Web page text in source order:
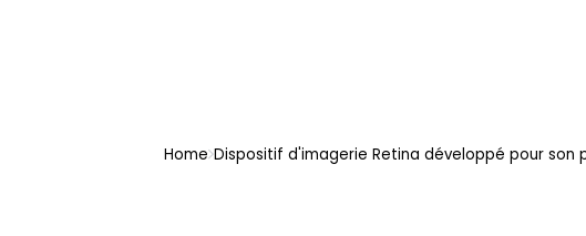
Home Dispositif d'imagerie Retina développé pour son